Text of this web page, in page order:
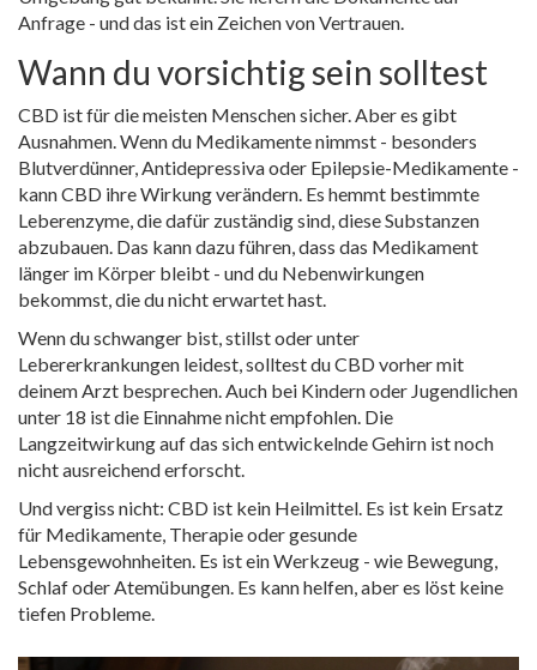
Anfrage - und das ist ein Zeichen von Vertrauen.
Wann du vorsichtig sein solltest
CBD ist für die meisten Menschen sicher. Aber es gibt
Ausnahmen. Wenn du Medikamente nimmst - besonders
Blutverdünner, Antidepressiva oder Epilepsie-Medikamente -
kann CBD ihre Wirkung verändern. Es hemmt bestimmte
Leberenzyme, die dafür zuständig sind, diese Substanzen
abzubauen. Das kann dazu führen, dass das Medikament
länger im Körper bleibt - und du Nebenwirkungen
bekommst, die du nicht erwartet hast.
Wenn du schwanger bist, stillst oder unter
Lebererkrankungen leidest, solltest du CBD vorher mit
deinem Arzt besprechen. Auch bei Kindern oder Jugendlichen
unter 18 ist die Einnahme nicht empfohlen. Die
Langzeitwirkung auf das sich entwickelnde Gehirn ist noch
nicht ausreichend erforscht.
Und vergiss nicht: CBD ist kein Heilmittel. Es ist kein Ersatz
für Medikamente, Therapie oder gesunde
Lebensgewohnheiten. Es ist ein Werkzeug - wie Bewegung,
Schlaf oder Atemübungen. Es kann helfen, aber es löst keine
tiefen Probleme.